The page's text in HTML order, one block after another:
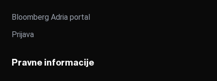
Bloomberg Adria portal
Prijava
Pravne informacije